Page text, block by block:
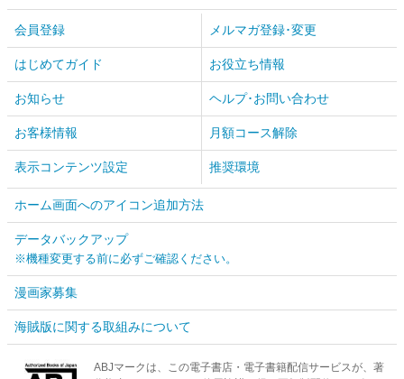
会員登録 メルマガ登録･変更
はじめてガイド お役立ち情報
お知らせ ヘルプ･お問い合わせ
お客様情報 月額コース解除
表示コンテンツ設定 推奨環境
ホーム画面へのアイコン追加方法
データバックアップ
※機種変更する前に必ずご確認ください。
漫画家募集
海賊版に関する取組みについて
ABJマークは、この電子書店・電子書籍配信サービスが、著